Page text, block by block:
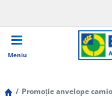
Meniu
Promoție anvelope